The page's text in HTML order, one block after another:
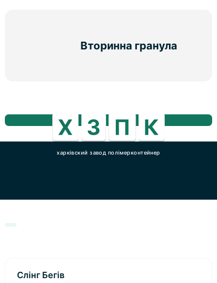
Вторинна гранула
харківский завод полімерконтейнер
Слінг Бегів